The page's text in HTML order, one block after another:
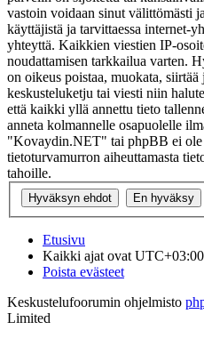
vastoin voidaan sinut välittömästi
käyttäjistä ja tarvittaessa internet-
yhteyttä. Kaikkien viestien IP-
noudattamisen tarkkailua varten.
on oikeus poistaa, muokata, siirtää
keskusteluketju tai viesti niin
että kaikki yllä annettu tieto
anneta kolmannelle osapuolelle
"Kovaydin.NET" tai phpBB ei ole
tietoturvamurron aiheuttamasta
tahoille.
Etusivu
Kaikki ajat ovat UTC+03:00
Poista evästeet
Keskustelufoorumin ohjelmisto
Limited